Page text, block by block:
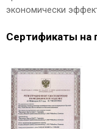
экономически
Сертификаты на